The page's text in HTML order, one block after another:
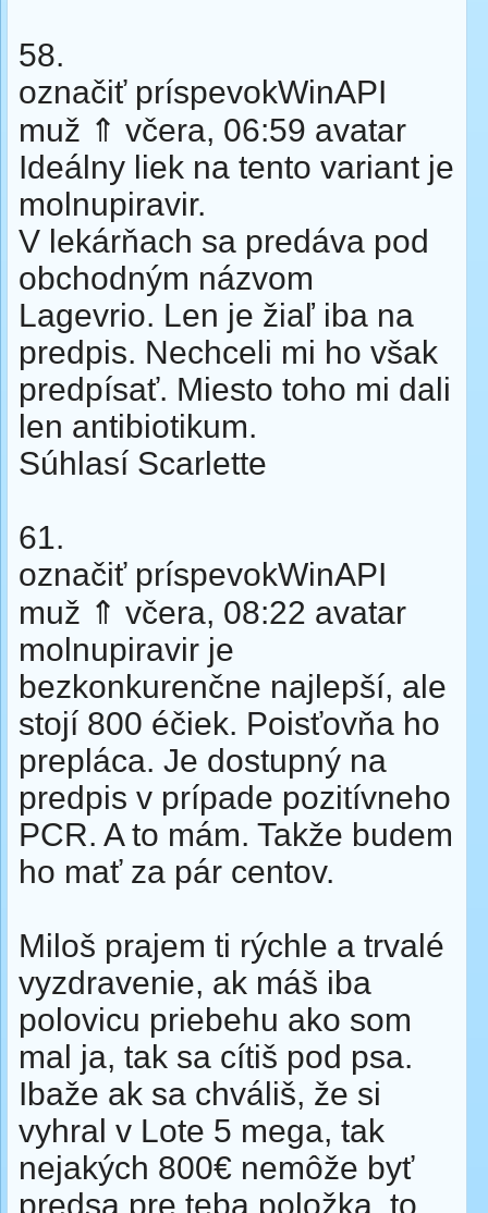
58.
označiť príspevokWinAPI
muž ⇑ včera, 06:59 avatar
Ideálny liek na tento variant je
molnupiravir.
V lekárňach sa predáva pod
obchodným názvom
Lagevrio. Len je žiaľ iba na
predpis. Nechceli mi ho však
predpísať. Miesto toho mi dali
len antibiotikum.
Súhlasí Scarlette
61.
označiť príspevokWinAPI
muž ⇑ včera, 08:22 avatar
molnupiravir je
bezkonkurenčne najlepší, ale
stojí 800 éčiek. Poisťovňa ho
prepláca. Je dostupný na
predpis v prípade pozitívneho
PCR. A to mám. Takže budem
ho mať za pár centov.
Miloš prajem ti rýchle a trvalé
vyzdravenie, ak máš iba
polovicu priebehu ako som
mal ja, tak sa cítiš pod psa.
Ibaže ak sa chváliš, že si
vyhral v Lote 5 mega, tak
nejakých 800€ nemôže byť
predsa pre teba položka, to